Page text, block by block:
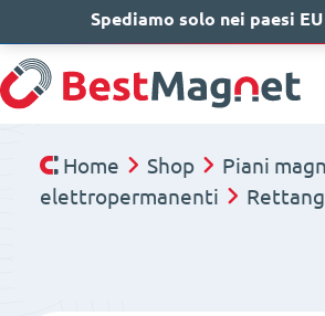
IT
Home Shop
Piani
elettropermanenti
Spediamo solo nei paesi EU